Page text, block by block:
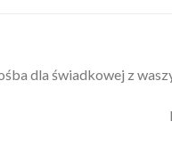
dla świadkowej z